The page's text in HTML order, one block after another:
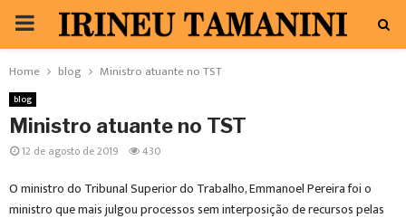
PRIMARY
MENU
Home blog Ministro atuante no TST
blog
Ministro atuante no TST
12 de agosto de 2019 430
O ministro do Tribunal Superior do Trabalho, Emmanoel Pereira foi o
ministro que mais julgou processos sem interposição de recursos pelas